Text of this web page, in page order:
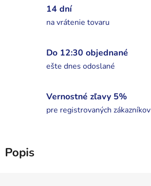
14 dní
na vrátenie tovaru
Do 12:30 objednané
ešte dnes odoslané
Vernostné zľavy 5%
pre registrovaných zákazníkov
Popis